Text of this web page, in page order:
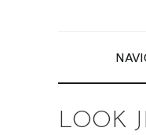
LOOK